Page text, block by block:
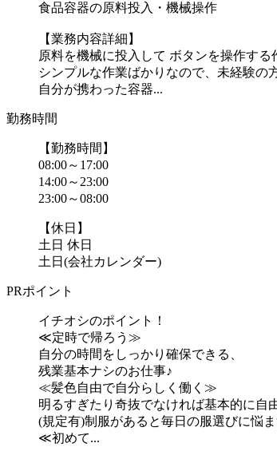
食品容器の原料投入・機械操作
【業務内容詳細】
原料を機械に投入して ボタンを操作す
シンプルな作業ばかりなので、未経験の
自分が携わった容器...
勤務時間
【勤務時間】
08:00～17:00
14:00～23:00
23:00～08:00
【休日】
土日 休日
土日(会社カレンダー)
PRポイント
イチオシのポイント！
≪定時で帰ろう≫
自分の時間をしっかり確保できる、
残業基本ナシのお仕事♪
≪髪色自由で自分らしく働く≫
明るすぎたり奇抜でなければ基本的に自
(規定有)制服があると毎日の服選びに悩
≪初めて...